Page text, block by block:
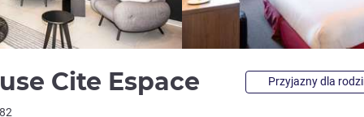
Cite Espace 3 gwiazdki
Przyjazny dla